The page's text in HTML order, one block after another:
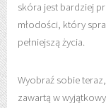
skóra jest bardziej
młodości, który
pełniejszą życia.
Wyobraź sobie
zawartą w